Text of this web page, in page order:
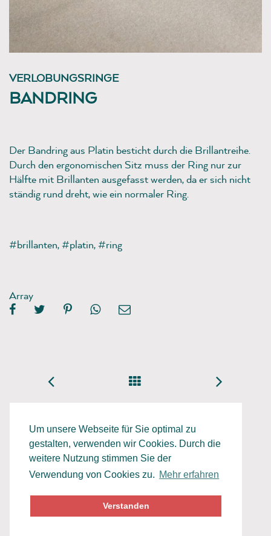
Um unsere Webseite für Sie optimal zu
gestalten, verwenden wir Cookies. Durch die
weitere Nutzung stimmen Sie der
Verwendung von Cookies zu. Mehr erfahren
Verstanden
VERLOBUNGSRINGE
BANDRING
Der Bandring aus Platin besticht durch die Brillantreihe.
Durch den ergonomischen Sitz muss der Ring nur zur
Hälfte mit Brillanten ausgefasst werden, da er sich nicht
ständig rund dreht, wie ein normaler Ring.
#brillanten,#platin,#ring
Array
Datenschutz Impressum